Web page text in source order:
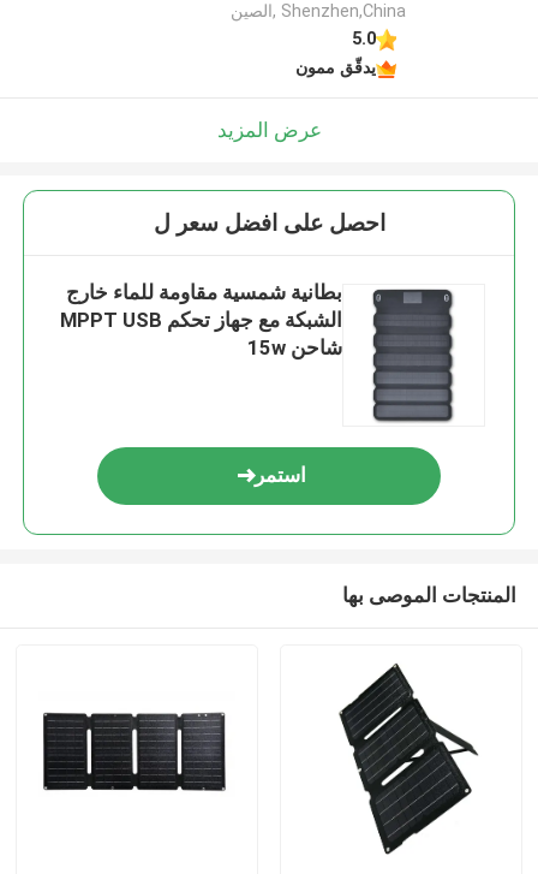
Shenzhen,China ,الصين
5.0
يدقّق ممون
عرض المزيد
احصل على افضل سعر ل
بطانية شمسية مقاومة للماء خارج
الشبكة مع جهاز تحكم MPPT USB
شاحن 15w
استمر
المنتجات الموصى بها